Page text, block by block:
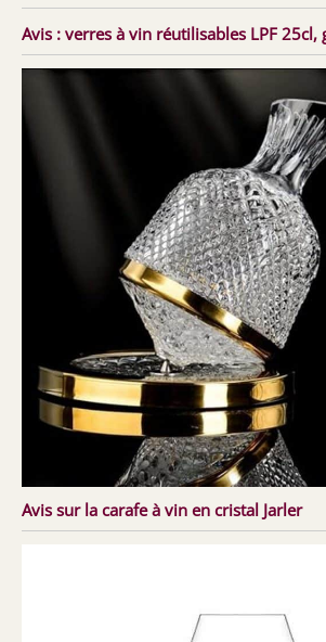
Avis : verres à vin réutilisables LPF 25cl,
Avis sur la carafe à vin en cristal Jarler